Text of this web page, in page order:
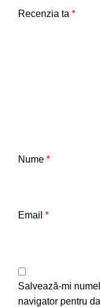
Recenzia ta *
Nume *
Email *
Salvează-mi
navigator pentru